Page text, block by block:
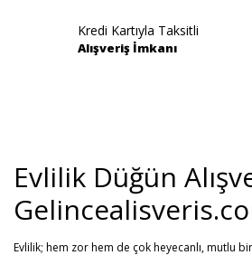
Kredi Kartıyla Taksitli
Alışveriş İmkanı
Evlilik Düğün
Evlilik; hem zor hem de çok heyecanlı, mutlu